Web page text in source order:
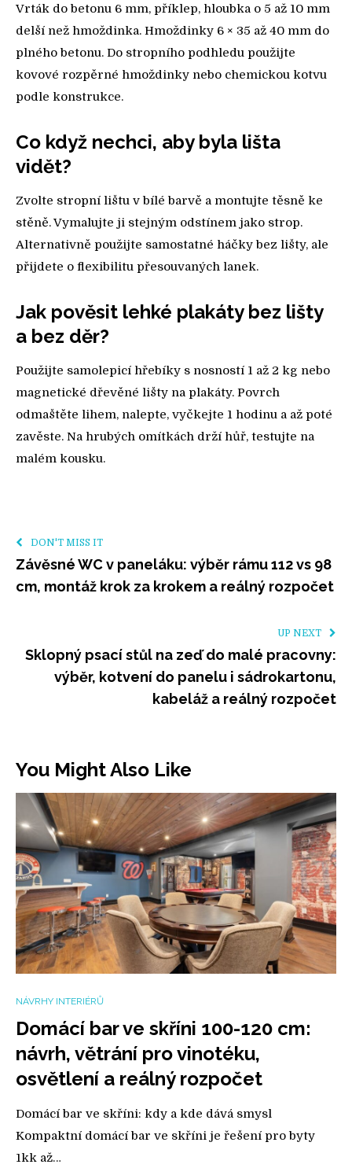
Vrták do betonu 6 mm, příklep, hloubka o 5 až 10 mm
delší než hmoždinka. Hmoždinky 6 × 35 až 40 mm do
plného betonu. Do stropního podhledu použijte
kovové rozpěrné hmoždinky nebo chemickou kotvu
podle konstrukce.
Co když nechci, aby byla lišta
vidět?
Zvolte stropní lištu v bílé barvě a montujte těsně ke
stěně. Vymalujte ji stejným odstínem jako strop.
Alternativně použijte samostatné háčky bez lišty, ale
přijdete o flexibilitu přesouvaných lanek.
Jak pověsit lehké plakáty bez lišty
a bez děr?
Použijte samolepicí hřebíky s nosností 1 až 2 kg nebo
magnetické dřevěné lišty na plakáty. Povrch
odmaštěte lihem, nalepte, vyčkejte 1 hodinu a až poté
zavěste. Na hrubých omítkách drží hůř, testujte na
malém kousku.
DON'T MISS IT
Závěsné WC v paneláku: výběr rámu 112 vs 98
cm, montáž krok za krokem a reálný rozpočet
UP NEXT
Sklopný psací stůl na zeď do malé pracovny:
výběr, kotvení do panelu i sádrokartonu,
kabeláž a reálný rozpočet
You Might Also Like
NÁVRHY INTERIÉRŮ
Domácí bar ve skříni 100-120 cm:
návrh, větrání pro vinotéku,
osvětlení a reálný rozpočet
Domácí bar ve skříni: kdy a kde dává smysl
Kompaktní domácí bar ve skříni je řešení pro byty
1kk až…